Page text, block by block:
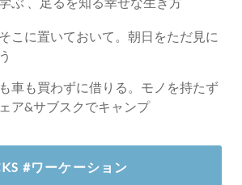
こに置いておいて。朝日をただ見に
車も買わずに借りる。モノを持たず
ア&サブスクでキャンプ
#ワーケーション